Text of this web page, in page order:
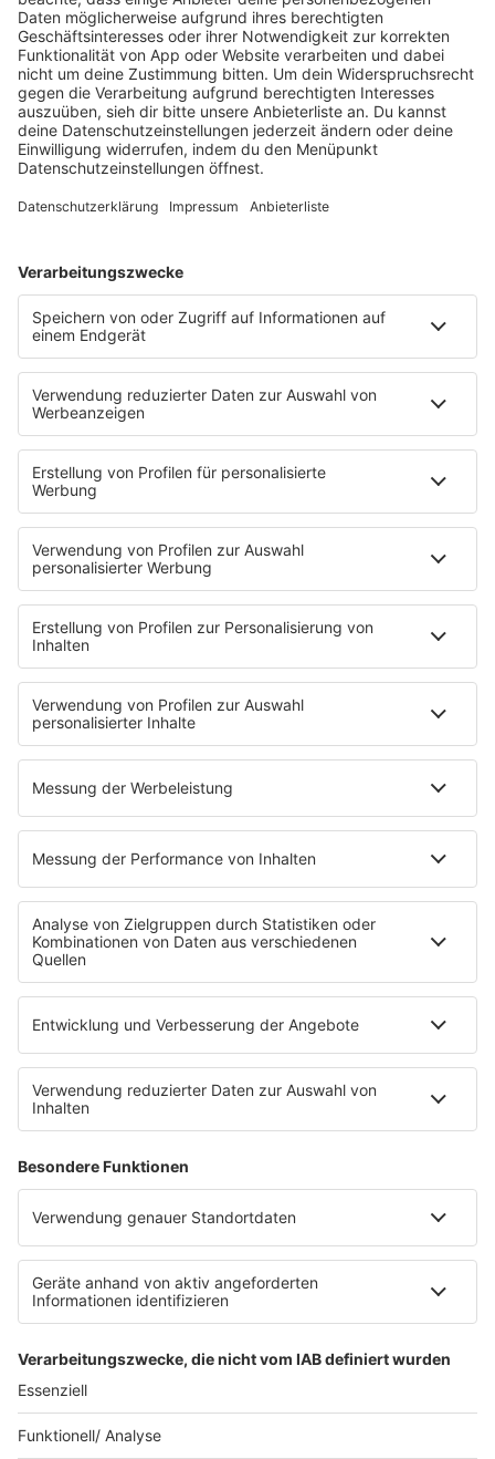
SONNY FODERA “CAN WE DO IT
ALL AGAIN?”
Mit seinem sechsten Studioalbum präsentiert
Sonny Fodera ein Meisterwerk aus fünf Jahren
kreativer Arbeit – ein Zeugnis dafür, dass seine
HOME
PROGRAMM
Sendeplan
DJs
Playlist
MUSIC
Streams
Album der Woche
News
Highlights
Charts
EVENTS
Kontakt
Newsletter
Empfang
sunshine live App
werben bei SUNSHINE LIVE
SERVICE
Datenschutz
Datenschutzerklärung zur sunshine live App
Impressum
Teilnahmebedingungen
AGB
SUNSHINE LIVE 24/7 ELECTRONIC